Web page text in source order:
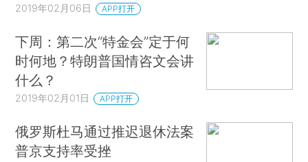
2019年02月06日 APP打开
下周：第二次“特金会”定于何
时何地？特朗普国情咨文会讲
什么？
2019年02月01日 APP打开
俄罗斯杜马通过推迟退休法案
普京支持率受挫